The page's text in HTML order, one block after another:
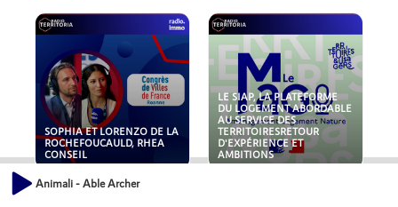
SOPHIA ET LORENZO DE LA
ROCHEFOUCAULD, RHEA
CONSEIL
LE SIAP, LA PLATEFORME
DU LOGEMENT ABORDABLE
AU SERVICE DES
TERRITOIRESRETOUR
D'EXPÉRIENCE ET
AMBITIONS
Animali - Able Archer